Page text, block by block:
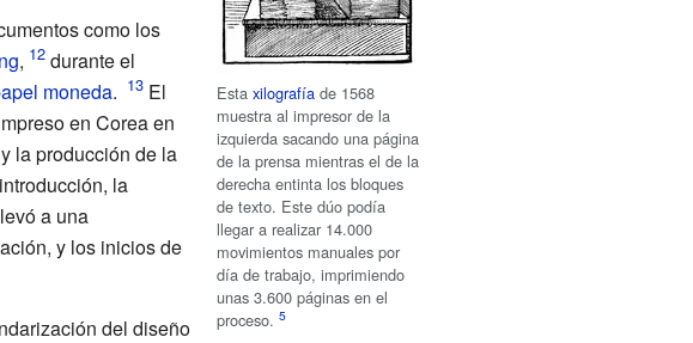
Estaxilografía de 1568
muestra al impresor de la
izquierda sacando una página
de la prensa mientras el de la
derecha entinta los bloques
de texto. Este dúo podía
llegar a realizar 14.000
movimientos manuales por
día de trabajo, imprimiendo
unas 3.600 páginas en el
proceso.
como los
,
durante el
moneda.
El
en Corea en
la producción de la
la
a una
y los inicios de
del diseño